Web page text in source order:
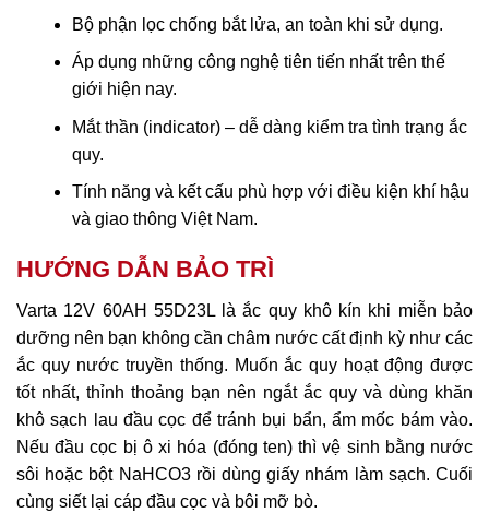
Bộ phận lọc chống bắt lửa, an toàn khi sử dụng.
Áp dụng những công nghệ tiên tiến nhất trên thế
giới hiện nay.
Mắt thần (indicator) – dễ dàng kiểm tra tình trạng ắc
quy.
Tính năng và kết cấu phù hợp với điều kiện khí hậu
và giao thông Việt Nam.
HƯỚNG DẪN BẢO TRÌ
Varta 12V 60AH 55D23L là ắc quy khô kín khi miễn bảo
dưỡng nên bạn không cần châm nước cất định kỳ như các
ắc quy nước truyền thống. Muốn ắc quy hoạt động được
tốt nhất, thỉnh thoảng bạn nên ngắt ắc quy và dùng khăn
khô sạch lau đầu cọc để tránh bụi bẩn, ẩm mốc bám vào.
Nếu đầu cọc bị ô xi hóa (đóng ten) thì vệ sinh bằng nước
sôi hoặc bột NaHCO3 rồi dùng giấy nhám làm sạch. Cuối
cùng siết lại cáp đầu cọc và bôi mỡ bò.